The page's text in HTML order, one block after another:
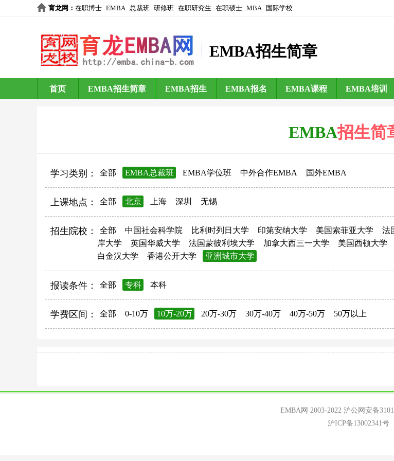
育龙网 ： 在职博士 EMBA 总裁班 研修班 在职研究生 在职硕士 MBA 国际学校
EMBA招生简章
首页 EMBA招生简章 EMBA招生 EMBA报名 EMBA课程 EMBA培训
EMBA招生简
学习类别： 全部 EMBA总裁班 EMBA学位班 中外合作EMBA 国外EMBA
上课地点： 全部 北京 上海 深圳 无锡
招生院校： 全部 中国社会科学院 比利时列日大学 印第安纳大学 美国索菲亚大学 法
岸大学
英国华威大学 法国蒙彼利埃大学 加拿大西三一大学 美国西顿大学
白金汉大学
香港公开大学 亚洲城市大学
报读条件： 全部 专科 本科
学费区间： 全部 0-10万 10万-20万 20万-30万 30万-40万 40万-50万 50万以上
EMBA网 2003-2022 沪公网安备
沪ICP备13002341号